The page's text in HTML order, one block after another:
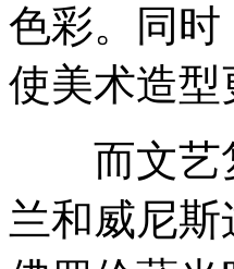
色彩。同
使美术造
而文艺复
兰和威尼斯